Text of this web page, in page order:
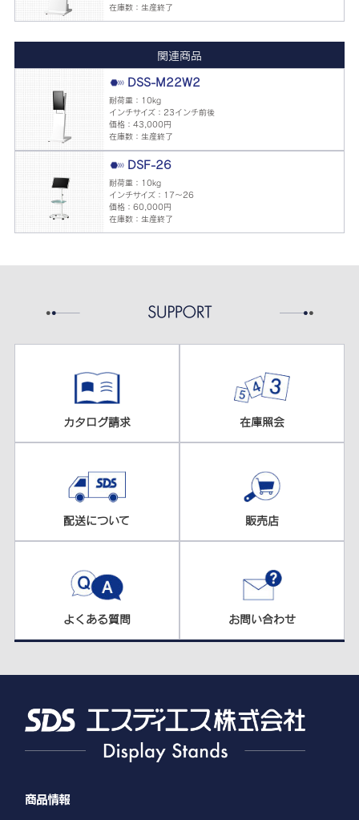
在庫数：生産終了
関連商品
DSS-M22W2
耐荷重：10kg
インチサイズ：23インチ前後
価格：43,000円
在庫数：生産終了
DSF-26
耐荷重：10kg
インチサイズ：17～26
価格：60,000円
在庫数：生産終了
カタログ請求 在庫照会
配送について 販売店
よくある質問 お問い合わせ
商品情報